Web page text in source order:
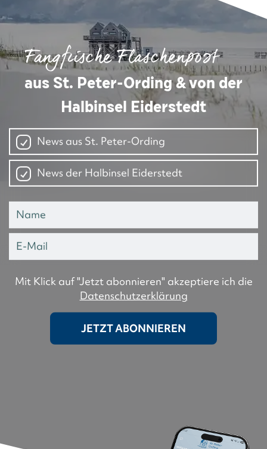
Fangfrische Flaschenpost
aus St. Peter-Ording & von der
Halbinsel Eiderstedt
News aus St. Peter-Ording
News der Halbinsel Eiderstedt
Mit Klick auf "Jetzt abonnieren" akzeptiere ich die
Datenschutzerklärung